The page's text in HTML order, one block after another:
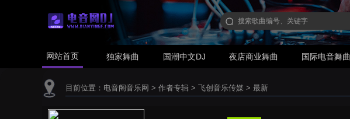
网站首页 独家舞曲 国潮中文DJ 夜店商业舞曲 国际电音舞曲
目前位置： 电音阁音乐网 > 作者专辑 > 飞创音乐传媒 > 最新